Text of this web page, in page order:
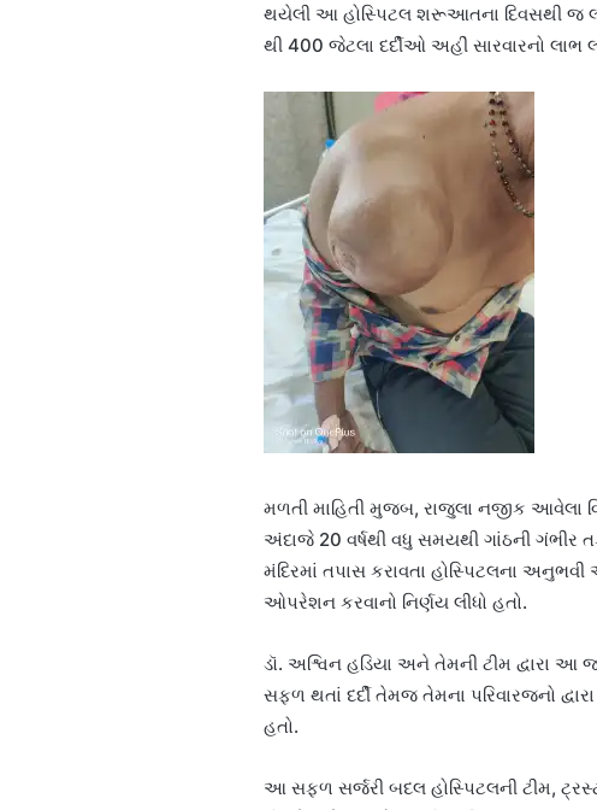
થયેલી આ હોસ્પિટલ શરૂઆતના દિવસથી જ
થી 400 જેટલા દર્દીઓ અહીં સારવારનો લાભ
મળતી માહિતી મુજબ, રાજુલા નજીક આવેલા
અંદાજે 20 વર્ષથી વધુ સમયથી ગાંઠની ગંભીર
મંદિરમાં તપાસ કરાવતા હોસ્પિટલના અનુભવી
ઓપરેશન કરવાનો નિર્ણય લીધો હતો.
ડૉ. અશ્વિન હડિયા અને તેમની ટીમ
સફળ થતાં દર્દી તેમજ તેમના પરિવારજનો
હતો.
આ સફળ સર્જરી બદલ હોસ્પિટલની ટીમ,